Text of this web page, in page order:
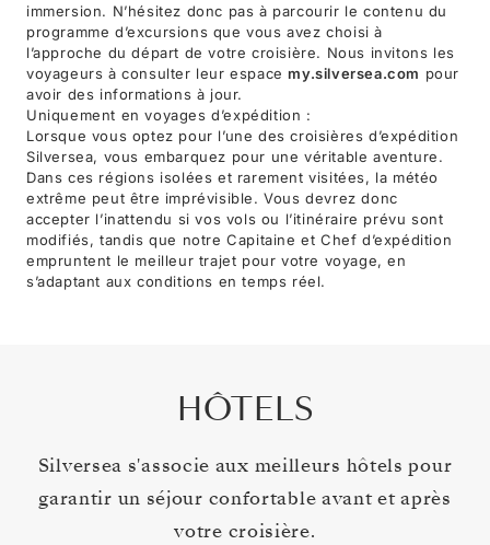
immersion. N’hésitez donc pas à parcourir le contenu du
programme d’excursions que vous avez choisi à
l’approche du départ de votre croisière. Nous invitons les
voyageurs à consulter leur espacemy.silversea.com pour
avoir des informations à jour.
Uniquement en voyages d’expédition :
Lorsque vous optez pour l’une des croisières d’expédition
Silversea, vous embarquez pour une véritable aventure.
Dans ces régions isolées et rarement visitées, la météo
extrême peut être imprévisible. Vous devrez donc
accepter l’inattendu si vos vols ou l’itinéraire prévu sont
modifiés, tandis que notre Capitaine et Chef d’expédition
empruntent le meilleur trajet pour votre voyage, en
s’adaptant aux conditions en temps réel.
HÔTELS
Silversea s'associe aux meilleurs hôtels pour
garantir un séjour confortable avant et après
votre croisière.